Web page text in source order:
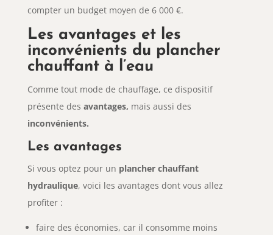
compter un budget moyen de 6 000 €.
Les avantages et les
inconvénients du plancher
chauffant à l’eau
Comme tout mode de chauffage, ce dispositif
présente des avantages, mais aussi des
inconvénients.
Les avantages
Si vous optez pour un plancher chauffant
hydraulique, voici les avantages dont vous allez
profiter :
faire des économies, car il consomme moins